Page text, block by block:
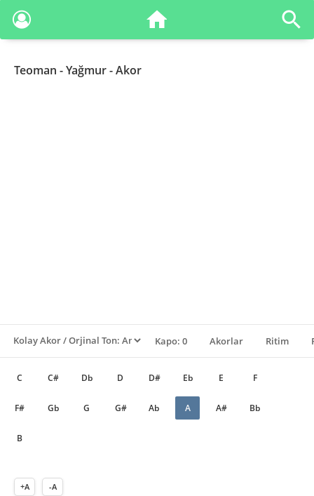
Teoman - Yağmur - Akor
Kapo: 0 Akorlar Ritim
C C# Db D D# Eb E F
F# Gb G G# Ab A A# Bb
B
+A -A